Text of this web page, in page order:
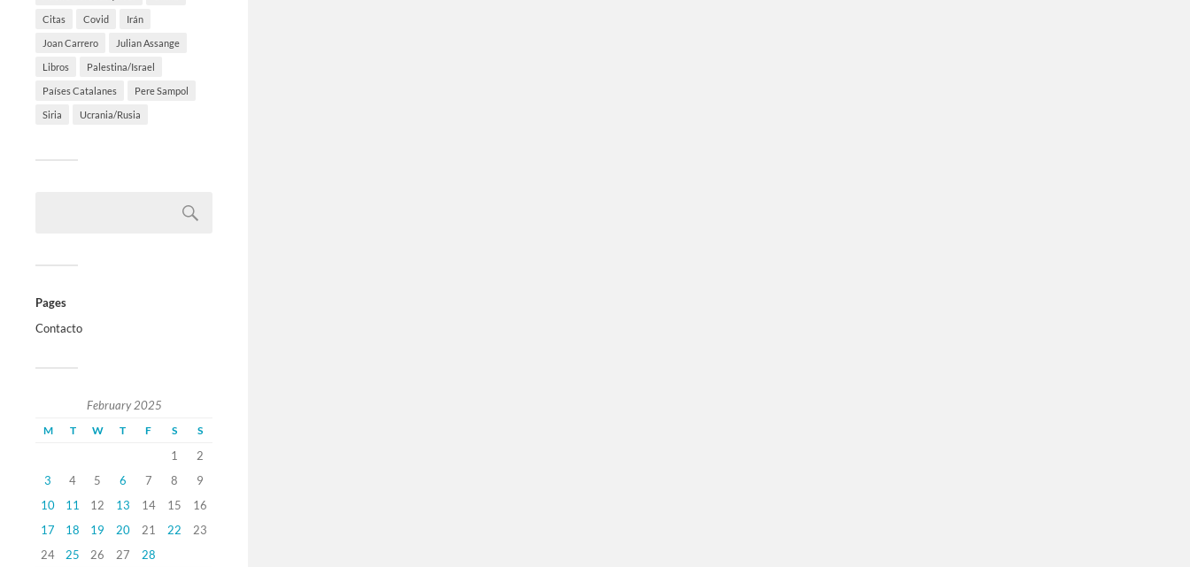
Citas Covid Irán
Joan Carrero Julian Assange
Libros Palestina/Israel
Países Catalanes Pere Sampol
Siria Ucrania/Rusia
Pages
Contacto
February 2025
M T W T F S S
1
2
3
4 5 6 7 8
9
10
11 12 13 14 15
16
17
18 19 20 21 22
23
24
25 26 27 28